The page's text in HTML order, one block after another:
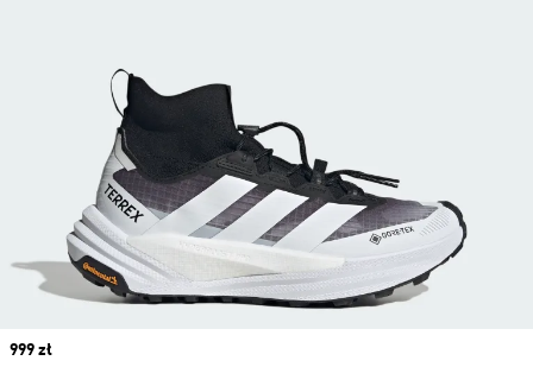
Price
999 zł